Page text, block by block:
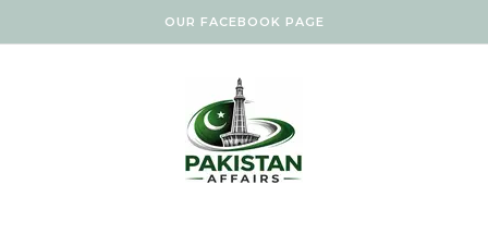
OUR FACEBOOK PAGE